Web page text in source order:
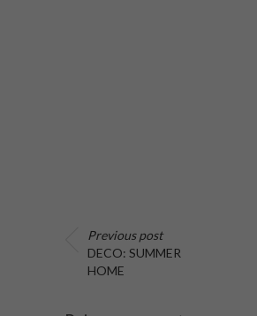
Previous post
DECO: SUMMER
HOME